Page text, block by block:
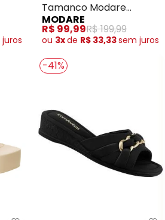
juros
Tamanco Modare
(Preto)
MODARE
R$ 99,99R$ 199,99
ou 3xde R$ 33,33sem juros
-41%